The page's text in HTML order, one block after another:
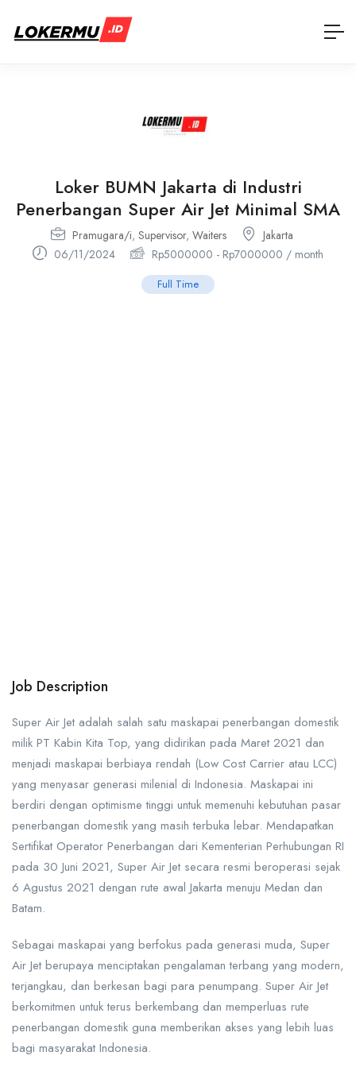
Loker BUMN Jakarta di Industri
Penerbangan Super Air Jet Minimal SMA
Pramugara/i, Supervisor, Waiters
Jakarta
06/11/2024
Rp5000000 - Rp7000000 / month
Full Time
Job Description
Super Air Jet adalah salah satu maskapai penerbangan domestik
milik PT Kabin Kita Top, yang didirikan pada Maret 2021 dan
menjadi maskapai berbiaya rendah (Low Cost Carrier atau LCC)
yang menyasar generasi milenial di Indonesia. Maskapai ini
berdiri dengan optimisme tinggi untuk memenuhi kebutuhan pasar
penerbangan domestik yang masih terbuka lebar. Mendapatkan
Sertifikat Operator Penerbangan dari Kementerian Perhubungan RI
pada 30 Juni 2021, Super Air Jet secara resmi beroperasi sejak
6 Agustus 2021 dengan rute awal Jakarta menuju Medan dan
Batam.
Sebagai maskapai yang berfokus pada generasi muda, Super
Air Jet berupaya menciptakan pengalaman terbang yang modern,
terjangkau, dan berkesan bagi para penumpang. Super Air Jet
berkomitmen untuk terus berkembang dan memperluas rute
penerbangan domestik guna memberikan akses yang lebih luas
bagi masyarakat Indonesia.